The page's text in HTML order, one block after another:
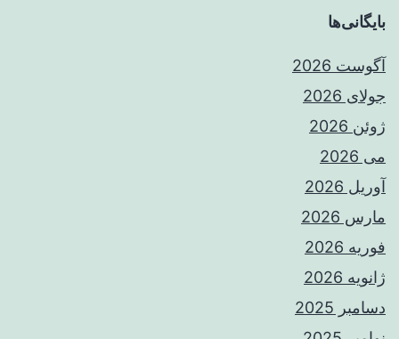
بایگانی‌ها
آگوست 2026
جولای 2026
ژوئن 2026
می 2026
آوریل 2026
مارس 2026
فوریه 2026
ژانویه 2026
دسامبر 2025